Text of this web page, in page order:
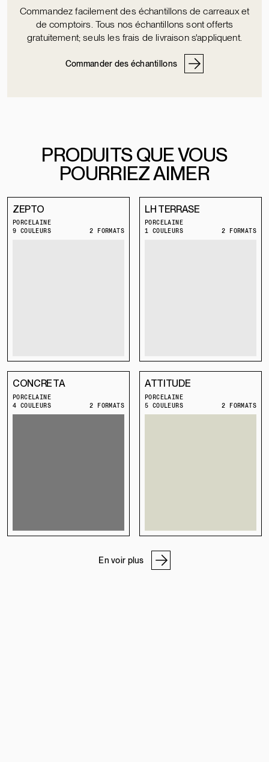
Commandez facilement des échantillons de carreaux et
de comptoirs. Tous nos échantillons sont offerts
gratuitement; seuls les frais de livraison s'appliquent.
Commander des échantillons
PRODUITS QUE VOUS
POURRIEZ AIMER
ZEPTO
PORCELAINE
9 COULEURS
2 FORMATS
LH TERRASE
PORCELAINE
1 COULEURS
2 FORMATS
CONCRETA
PORCELAINE
4 COULEURS
2 FORMATS
ATTITUDE
PORCELAINE
5 COULEURS
2 FORMATS
En voir plus